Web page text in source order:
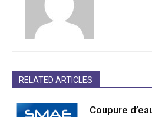
RELATED ARTICLES
Coupure